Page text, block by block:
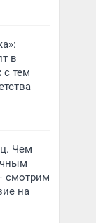
в
тем
Чем
смотрим
на